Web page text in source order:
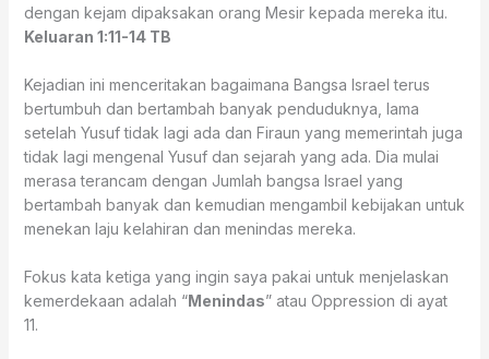
dengan kejam dipaksakan orang Mesir kepada mereka itu.
Keluaran 1:11‭-‬14 TB
Kejadian ini menceritakan bagaimana Bangsa Israel terus
bertumbuh dan bertambah banyak penduduknya, lama
setelah Yusuf tidak lagi ada dan Firaun yang memerintah juga
tidak lagi mengenal Yusuf dan sejarah yang ada. Dia mulai
merasa terancam dengan Jumlah bangsa Israel yang
bertambah banyak dan kemudian mengambil kebijakan untuk
menekan laju kelahiran dan menindas mereka.
Fokus kata ketiga yang ingin saya pakai untuk menjelaskan
kemerdekaan adalah “Menindas” atau Oppression di ayat
11.